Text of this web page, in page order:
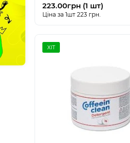
223.00грн (1 шт)
Ціна за 1шт 223 грн.
ХІТ